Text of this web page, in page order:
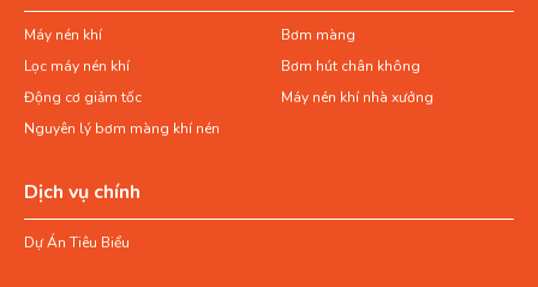
Máy nén khí
Bơm màng
Lọc máy nén khí
Bơm hút chân không
Động cơ giảm tốc
Máy nén khí nhà xưởng
Nguyên lý bơm màng khí nén
Dịch vụ chính
Dự Án Tiêu Biểu